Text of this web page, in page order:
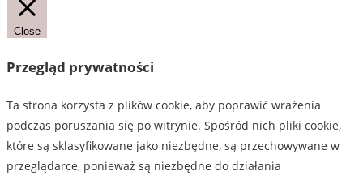
Close
Przegląd prywatności
Ta strona korzysta z plików cookie, aby poprawić wrażenia
podczas poruszania się po witrynie. Spośród nich pliki cookie,
które są sklasyfikowane jako niezbędne, są przechowywane w
przeglądarce, ponieważ są niezbędne do działania